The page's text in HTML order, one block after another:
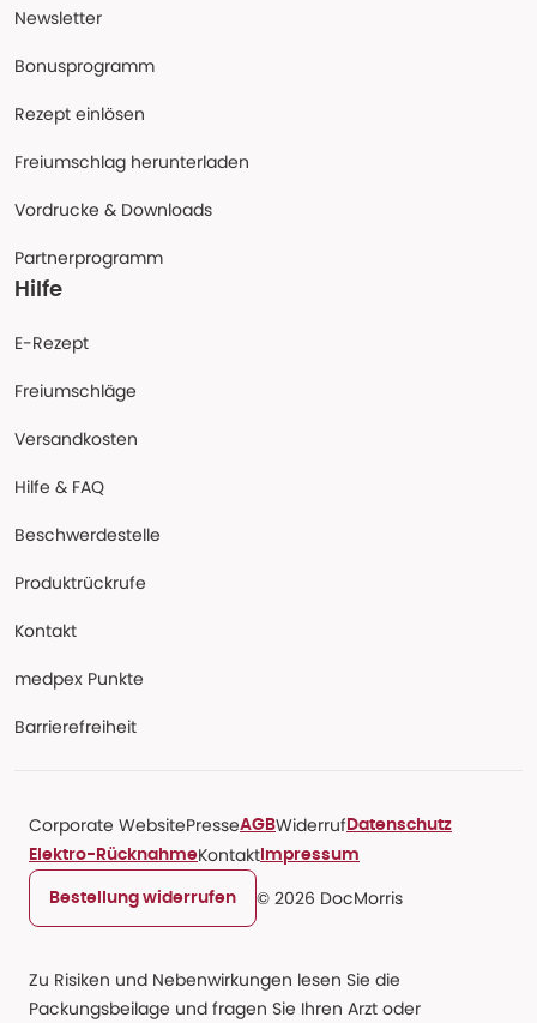
Newsletter
Bonusprogramm
Rezept einlösen
Freiumschlag herunterladen
Vordrucke & Downloads
Partnerprogramm
Hilfe
E-Rezept
Freiumschläge
Versandkosten
Hilfe & FAQ
Beschwerdestelle
Produktrückrufe
Kontakt
medpex Punkte
Barrierefreiheit
Corporate WebsitePresseAGBWiderruf Datenschutz
Elektro-RücknahmeKontakt Impressum
Bestellung widerrufen © 2026 DocMorris
Zu Risiken und Nebenwirkungen lesen Sie die
Packungsbeilage und fragen Sie Ihren Arzt oder